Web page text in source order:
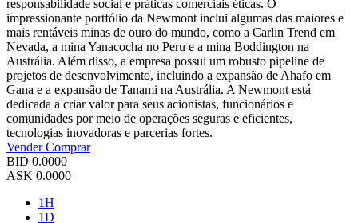
responsabilidade social e práticas comerciais éticas. O
impressionante portfólio da Newmont inclui algumas das maiores e
mais rentáveis minas de ouro do mundo, como a Carlin Trend em
Nevada, a mina Yanacocha no Peru e a mina Boddington na
Austrália. Além disso, a empresa possui um robusto pipeline de
projetos de desenvolvimento, incluindo a expansão de Ahafo em
Gana e a expansão de Tanami na Austrália. A Newmont está
dedicada a criar valor para seus acionistas, funcionários e
comunidades por meio de operações seguras e eficientes,
tecnologias inovadoras e parcerias fortes.
VenderComprar
BID 0.0000
ASK 0.0000
1H
1D